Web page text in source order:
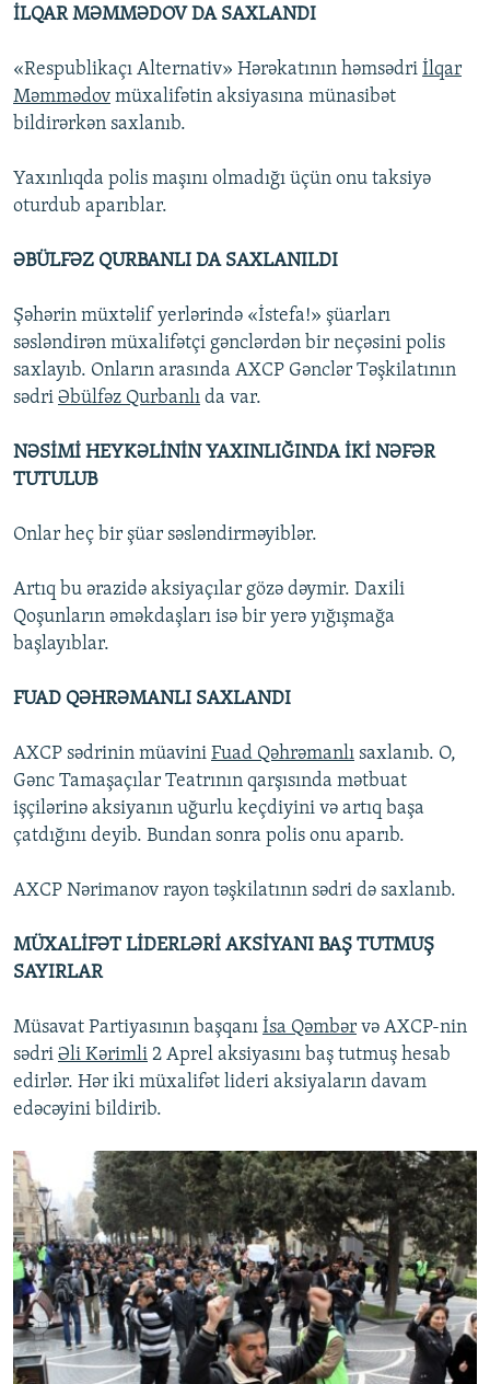
i
l
a
y
t
s
l
a
d
İLQAR MƏMMƏDOV DA SAXLANDI
«Respublikaçı Alternativ» Hərəkatının həmsədri İlqar
Məmmədov müxalifətin aksiyasına münasibət
bildirərkən saxlanıb.
Yaxınlıqda polis maşını olmadığı üçün onu taksiyə
oturdub aparıblar.
ƏBÜLFƏZ QURBANLI DA SAXLANILDI
Şəhərin müxtəlif yerlərində «İstefa!» şüarları
səsləndirən müxalifətçi gənclərdən bir neçəsini polis
saxlayıb. Onların arasında AXCP Gənclər Təşkilatının
sədri Əbülfəz Qurbanlı da var.
NƏSİMİ HEYKƏLİNİN YAXINLIĞINDA İKİ NƏFƏR
TUTULUB
Onlar heç bir şüar səsləndirməyiblər.
Artıq bu ərazidə aksiyaçılar gözə dəymir. Daxili
Qoşunların əməkdaşları isə bir yerə yığışmağa
başlayıblar.
FUAD QƏHRƏMANLI SAXLANDI
AXCP sədrinin müavini Fuad Qəhrəmanlı saxlanıb. O,
Gənc Tamaşaçılar Teatrının qarşısında mətbuat
işçilərinə aksiyanın uğurlu keçdiyini və artıq başa
çatdığını deyib. Bundan sonra polis onu aparıb.
AXCP Nərimanov rayon təşkilatının sədri də saxlanıb.
MÜXALİFƏT LİDERLƏRİ AKSİYANI BAŞ TUTMUŞ
SAYIRLAR
Müsavat Partiyasının başqanı İsa Qəmbər və AXCP-nin
sədri Əli Kərimli 2 Aprel aksiyasını baş tutmuş hesab
edirlər. Hər iki müxalifət lideri aksiyaların davam
edəcəyini bildirib.